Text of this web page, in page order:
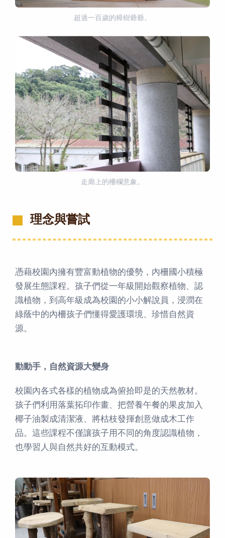
超過一百歲的樟樹爺爺。
走廊上的柵欄意象。
理念與嘗試
憑藉校園內擁有豐富動植物的優勢，內柵國小積極
發展生態課程。孩子們從一年級開始觀察植物、認
識植物，到高年級成為校園的小小解說員，浸潤在
綠蔭中的內柵孩子們懂得愛護環境、珍惜自然資
源。
動動手，自然資源大變身
校園內各式各樣的植物成為俯拾即是的天然教材。
孩子們利用落葉拓印作畫、把營養午餐的果皮加入
椰子油製成清潔液、將枯枝發揮創意做成木工作
品。這些課程不僅讓孩子用不同的角度認識植物，
也學習人與自然共好的互動模式。